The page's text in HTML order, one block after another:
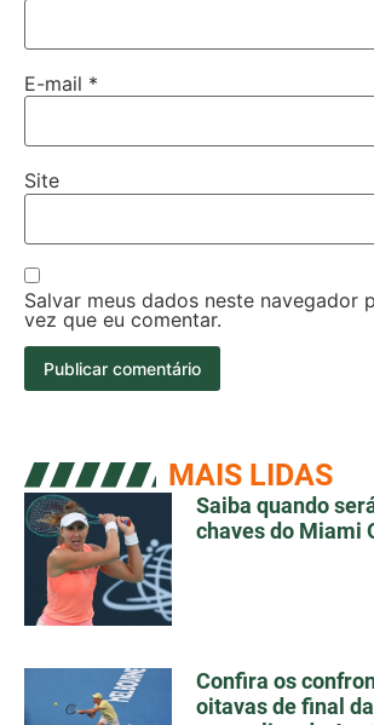
E-mail *
Site
Salvar meus dados neste navegador
vez que eu comentar.
MAIS LIDAS
Saiba quando
chaves do Miami
Confira os
oitavas de final